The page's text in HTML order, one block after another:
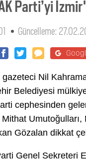
Parti’yi
Güncelleme:
Nil
Belediyesi
cephesinden
Gözalan dikkat
Genel Sekreteri